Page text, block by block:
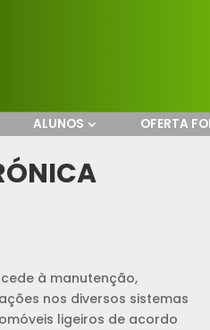
ALUNOS OFERTA
à manutenção,
nos diversos sistemas
ligeiros de acordo